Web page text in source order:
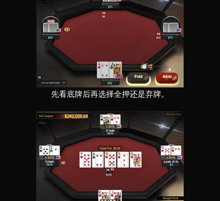
先看底牌后再选择全押还是弃牌。